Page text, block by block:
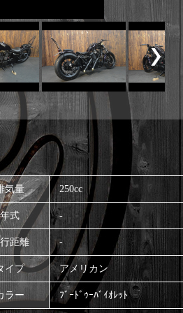
気量 250cc
年式 -
距離 -
イプ アメリカン
ラー ﾌﾞｰﾄﾞｩｰﾊﾞｲｵﾚｯﾄ